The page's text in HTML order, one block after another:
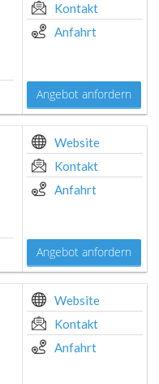
Kontakt
Anfahrt
Angebot anfordern
Website
Kontakt
Anfahrt
Angebot anfordern
Website
Kontakt
Anfahrt